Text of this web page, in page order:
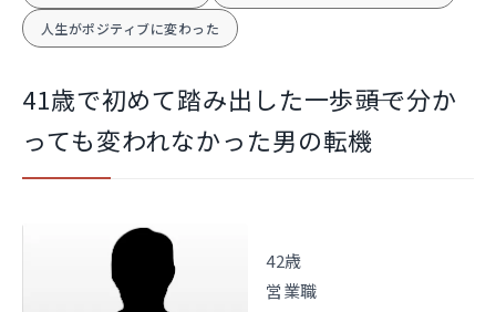
人生がポジティブに変わった
41歳で初めて踏み出した一歩――頭で分か
っても変われなかった男の転機
42歳
営業職